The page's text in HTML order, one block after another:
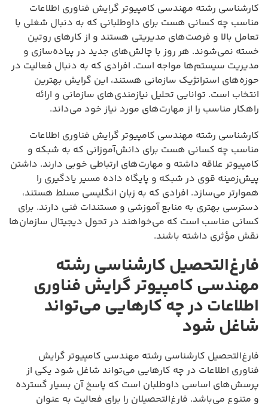
کارشناسی رشته مهندسی کامپیوتر گرایش فناوری اطلاعات
مناسب چه کسانی هست برای داوطلبانی که به دنبال شغلی با
تعامل بالا و فرصت‌های مدیریتی هستند و از کارهای روتین
خسته نمی‌شوند. هر روز با چالش‌های جدید در پیاده‌سازی و
مدیریت سیستم‌ها مواجه است. افرادی که به دنبال فعالیت در
حوزه‌های استراتژیک سازمانی هستند، این گرایش بهترین
انتخاب است. توانایی تحلیل نیازمندی‌های سازمانی و ارائه
راهکار مناسب را از مهارت‌های مورد نیاز خود می‌داند.
کارشناسی رشته مهندسی کامپیوتر گرایش فناوری اطلاعات
مناسب چه کسانی هست برای دانش‌آموزانی که به شبکه و
کامپیوتر علاقه داشته و مهارت‌های ارتباطی خوبی دارند. داشتن
پیش‌زمینه قوی در شبکه و پایگاه داده مسیر یادگیری را
هموارتر می‌سازد. افرادی که به زبان انگلیسی مسلط هستند،
دسترسی بهتری به منابع آموزشی و مستندات فنی دارند. برای
کسانی مناسب است که می‌خواهند در تحول دیجیتال سازمان‌ها
نقش مؤثری داشته باشند.
فارغ‌التحصیل کارشناسی رشته
مهندسی کامپیوتر گرایش فناوری
اطلاعات در چه کارهایی می‌تواند
شاغل شود
فارغ‌التحصیل کارشناسی رشته مهندسی کامپیوتر گرایش
فناوری اطلاعات در چه کارهایی می‌تواند شاغل شود یکی از
پرسش‌های اساسی داوطلبان است که پاسخ آن بسیار گسترده
و متنوع می‌باشد. فارغ‌التحصیلان را برای فعالیت به عنوان